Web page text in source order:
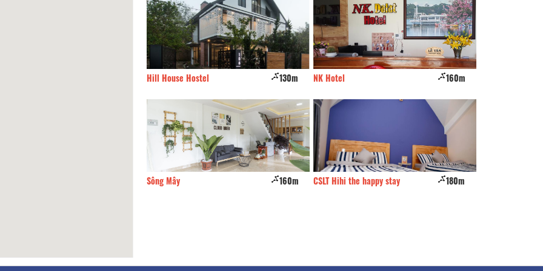
Hill House Hostel 130m
Sông Mây 160m
NK Hotel 160m
CSLT Hihi the happy stay 180m